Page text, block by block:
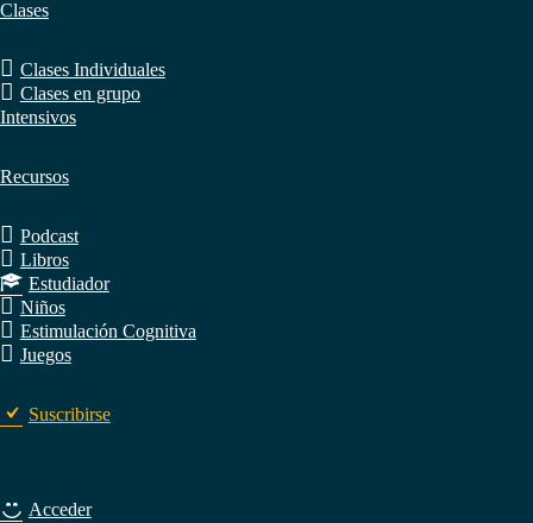
Clases
Clases Individuales
Clases en grupo
Intensivos
Recursos
Podcast
Libros
Estudiador
Niños
Estimulación Cognitiva
Juegos
Suscribirse
Acceder